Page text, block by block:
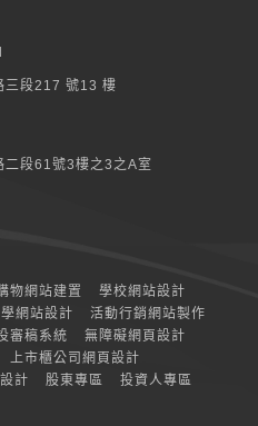
三段217 號13 樓
二段61號3樓之3之A室
物網站建置
學校網站設計
網站設計
活動行銷網站製作
審稿系統
無障礙網頁設計
上市櫃公司網頁設計
計 股東專區
投資人專區